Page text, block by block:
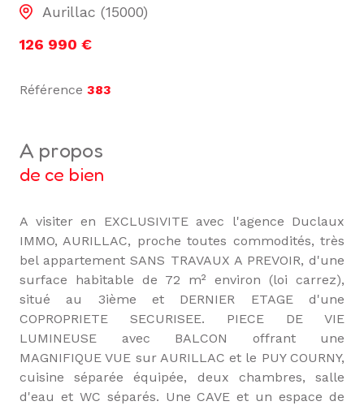
Aurillac (15000)
126 990 €
Référence 383
a propos
de ce bien
A visiter en EXCLUSIVITE avec l'agence Duclaux
IMMO, AURILLAC, proche toutes commodités, très
bel appartement SANS TRAVAUX A PREVOIR, d'une
surface habitable de 72 m² environ (loi carrez),
situé au 3ième et DERNIER ETAGE d'une
COPROPRIETE SECURISEE. PIECE DE VIE
LUMINEUSE avec BALCON offrant une
MAGNIFIQUE VUE sur AURILLAC et le PUY COURNY,
cuisine séparée équipée, deux chambres, salle
d'eau et WC séparés. Une CAVE et un espace de